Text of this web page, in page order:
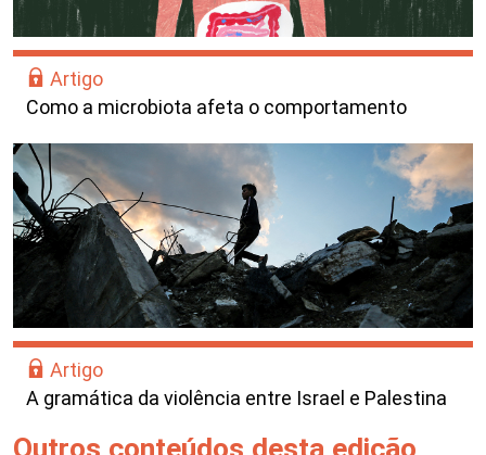
Artigo
Como a microbiota afeta o comportamento
Artigo
A gramática da violência entre Israel e Palestina
Outros conteúdos desta edição